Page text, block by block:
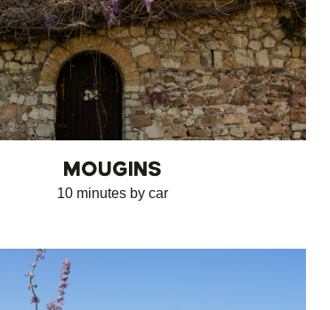
MOUGINS
10 minutes by car